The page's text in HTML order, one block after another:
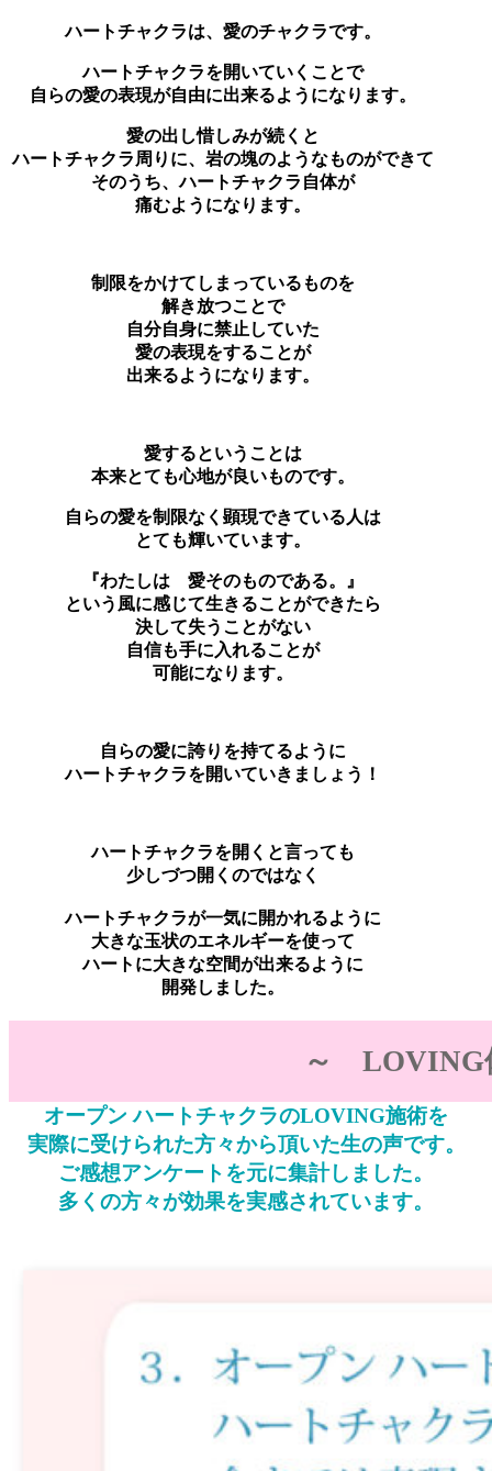
ハートチャクラは、愛のチャクラです。
ハートチャクラを開いていくことで
自らの愛の表現が自由に出来るようになります。
愛の出し惜しみが続くと
ハートチャクラ周りに、岩の塊のようなものができて
そのうち、ハートチャクラ自体が
痛むようになります。
制限をかけてしまっているものを
解き放つことで
自分自身に禁止していた
愛の表現をすることが
出来るようになります。
愛するということは
本来とても心地が良いものです。
自らの愛を制限なく顕現できている人は
とても輝いています。
『わたしは 愛そのものである。』
という風に感じて生きることができたら
決して失うことがない
自信も手に入れることが
可能になります。
自らの愛に誇りを持てるように
ハートチャクラを開いていきましょう！
ハートチャクラを開くと言っても
少しづつ開くのではなく
ハートチャクラが一気に開かれるように
大きな玉状のエネルギーを使って
ハートに大きな空間が出来るように
開発しました。
～ LOVING
オープン ハートチャクラのLOVING施術を
実際に受けられた方々から頂いた生の声です。
ご感想アンケートを元に集計しました。
多くの方々が効果を実感されています。